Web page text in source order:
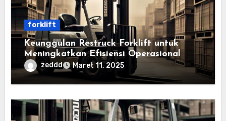
forklift
Keunggulan Restruck Forklift untuk
Meningkatkan Efisiensi Operasional
zeddd Maret 11, 2025